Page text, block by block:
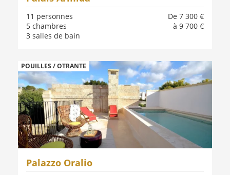
De 7 300 €
à 9 700 €
11 personnes
5 chambres
3 salles de bain
POUILLES / OTRANTE
Palazzo Oralio